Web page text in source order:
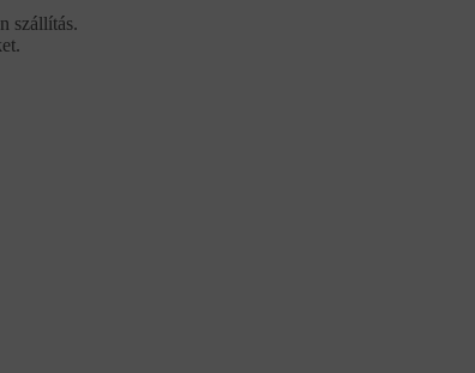
szállítás.